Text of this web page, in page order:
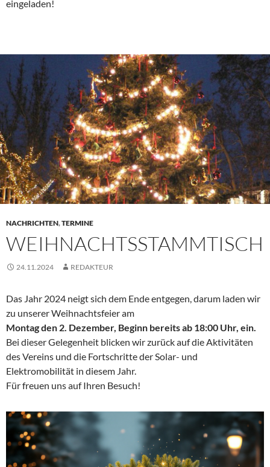
eingeladen!
NACHRICHTEN,TERMINE
WEIHNACHTSSTAMMTISCH
24.11.2024 REDAKTEUR
Das Jahr 2024 neigt sich dem Ende entgegen, darum laden wir
zu unserer Weihnachtsfeier am
Montag den 2. Dezember, Beginn bereits ab 18:00 Uhr, ein.
Bei dieser Gelegenheit blicken wir zurück auf die Aktivitäten
des Vereins und die Fortschritte der Solar- und
Elektromobilität in diesem Jahr.
Für freuen uns auf Ihren Besuch!